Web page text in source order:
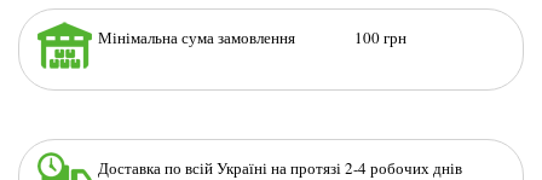
Мінімальна сума замовлення 100 грн
Доставка по всій Україні на протязі 2-4 робочих днів